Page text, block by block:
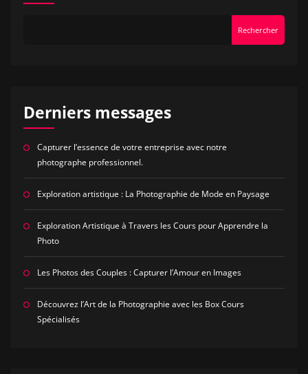
Rechercher
Derniers messages
Capturer l’essence de votre entreprise avec notre
photographe professionnel.
Exploration artistique : La Photographie de Mode en Paysage
Exploration Artistique à Travers les Cours pour Apprendre la
Photo
Les Photos des Couples : Capturer l’Amour en Images
Découvrez l’Art de la Photographie avec les Box Cours
Spécialisés